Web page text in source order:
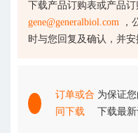
下载产品订购表或产品
gene@generalbiol.com ，
时与您回复及确认，并安
订单或合
同下载
为保证
下载最新